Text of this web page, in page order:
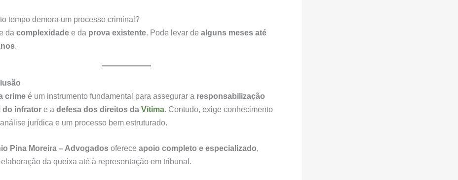
tempo demora um processo criminal?
da complexidade e da prova existente. Pode levar de alguns meses até
.
crime é um instrumento fundamental para assegurar a responsabilização
do infrator e a defesa dos direitos da Vítima. Contudo, exige conhecimento
jurídica e um processo bem estruturado.
Pina Moreira – Advogados oferece apoio completo e especializado,
da queixa até à representação em tribunal.